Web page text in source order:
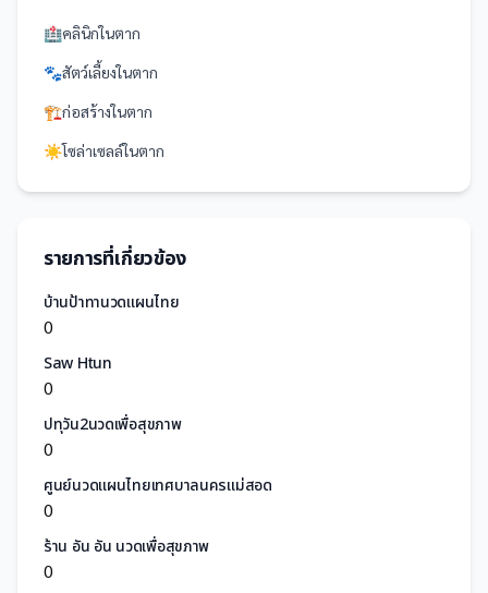
🏥คลินิกในตาก
🐾สัตว์เลี้ยงในตาก
🏗️ก่อสร้างในตาก
☀️โซล่าเซลล์ในตาก
รายการที่เกี่ยวข้อง
บ้านป้าทานวดแผนไทย
0
Saw Htun
0
ปทุวัน2นวดเพื่อสุขภาพ
0
ศูนย์นวดแผนไทยเทศบาลนครแม่สอด
0
ร้าน อัน อัน นวดเพื่อสุขภาพ
0